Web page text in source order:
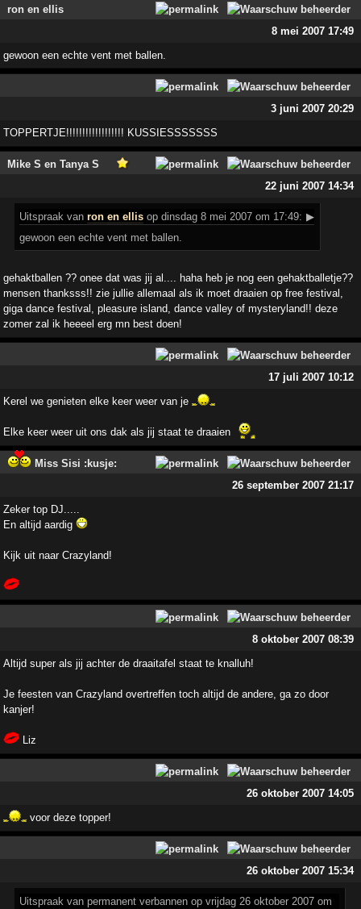
ron en ellis
8 mei 2007 17:49
gewoon een echte vent met ballen.
3 juni 2007 20:29
TOPPERTJE!!!!!!!!!!!!!!!!!! KUSSIESSSSSSS
Mike S en Tanya S
22 juni 2007 14:34
Uitspraak vanron en ellis op dinsdag 8 mei 2007 om 17:49: ▶
gewoon een echte vent met ballen.
gehaktballen ?? onee dat was jij al.... haha heb je nog een gehaktballetje??
mensen thanksss!! zie jullie allemaal als ik moet draaien op free festival,
giga dance festival, pleasure island, dance valley of mysteryland!! deze
zomer zal ik heeeel erg mn best doen!
17 juli 2007 10:12
Kerel we genieten elke keer weer van je
Elke keer weer uit ons dak als jij staat te draaien
Miss Sisi :kusje:
26 september 2007 21:17
Zeker top DJ.....
En altijd aardig
Kijk uit naar Crazyland!
8 oktober 2007 08:39
Altijd super als jij achter de draaitafel staat te knalluh!
Je feesten van Crazyland overtreffen toch altijd de andere, ga zo door
kanjer!
Liz
26 oktober 2007 14:05
voor deze topper!
26 oktober 2007 15:34
Uitspraak van permanent verbannen op vrijdag 26 oktober 2007 om